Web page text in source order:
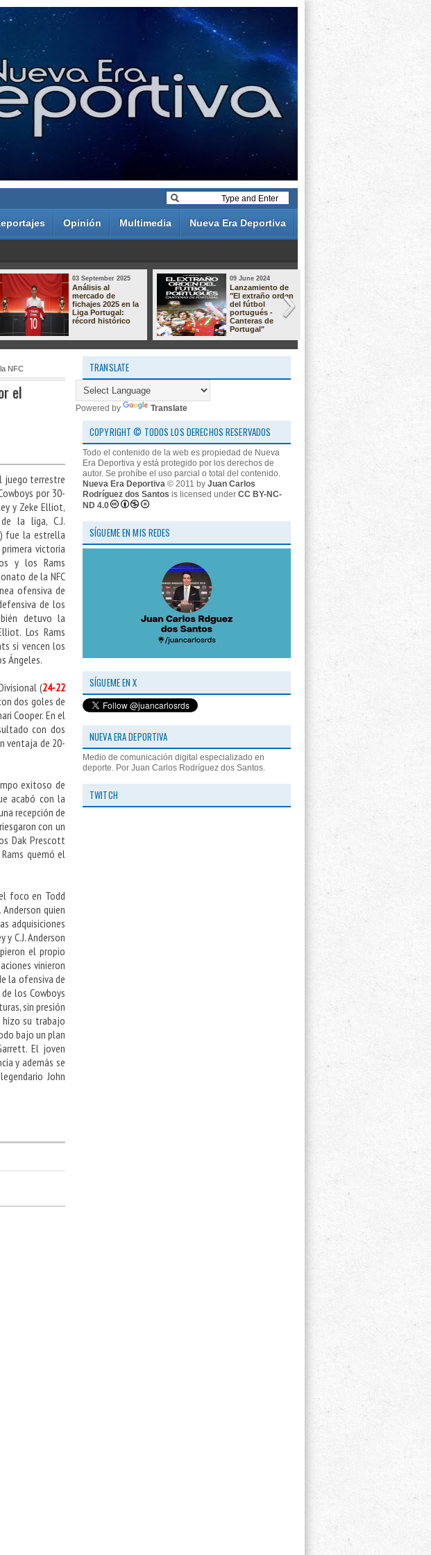
Opinión Multimedia Nueva Era Deportiva
03 September 2025
Análisis al
mercado de
fichajes 2025 en la
Liga Portugal:
récord histórico
09 June 2024
Lanzamiento de
"El extraño orden
del fútbol
portugués -
Canteras de
Portugal"
19 May 2024
Análisis de
Liga
23/24:
NFC
el
juego terrestre
por 30-
y Zeke Elliot,
la liga, C.J.
fue la estrella
victoria
y los Rams
de la NFC
ofensiva de
de los
detuvo la
Los Rams
si vencen los
Ángeles.
(24-22
dos goles de
Cooper. En el
con dos
ventaja de 20-
exitoso de
acabó con la
recepción de
con un
Dak Prescott
quemó el
foco en Todd
quien
adquisiciones
C.J. Anderson
el propio
vinieron
la ofensiva de
los Cowboys
sin presión
hizo su trabajo
bajo un plan
El joven
y además se
John
TRANSLATE
Powered by Translate
COPYRIGHT © TODOS LOS DERECHOS RESERVADOS
Todo el contenido de la web es propiedad de Nueva
Era Deportiva y está protegido por los derechos de
autor. Se prohíbe el uso parcial o total del contenido.
Nueva Era Deportiva © 2011 by Juan Carlos
Rodríguez dos Santos is licensed under CC BY-NC-
ND 4.0
SÍGUEME EN MIS REDES
SÍGUEME EN X
NUEVA ERA DEPORTIVA
Medio de comunicación digital especializado en
deporte. Por Juan Carlos Rodríguez dos Santos.
TWITCH